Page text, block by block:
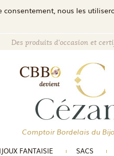
nous les
Des produits d'occasion et
Comptoir Bordelais du
FANTAISIE SACS